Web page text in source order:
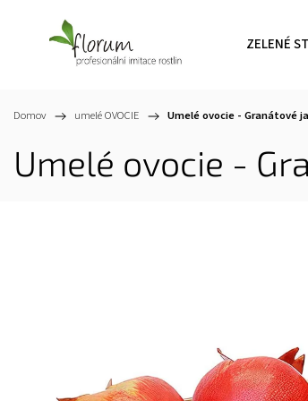
ZELENÉ
Domov / umelé OVOCIE / Umelé ovocie - Granátové
Umelé ovocie -